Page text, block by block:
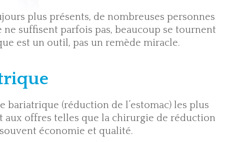
plus présents, de nombreuses personnes
suffisent parfois pas, beaucoup se tournent
est un outil, pas un remède miracle.
bariatrique (réduction de l’estomac) les plus
aux offres telles que la chirurgie de réduction
économie et qualité.